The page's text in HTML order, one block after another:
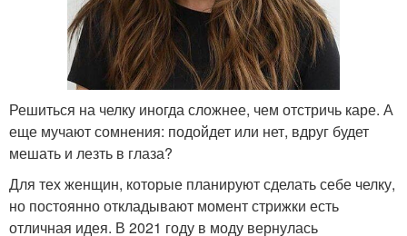
Решиться на челку иногда сложнее, чем отстричь каре. А
еще мучают сомнения: подойдет или нет, вдруг будет
мешать и лезть в глаза?
Для тех женщин, которые планируют сделать себе челку,
но постоянно откладывают момент стрижки есть
отличная идея. В 2021 году в моду вернулась